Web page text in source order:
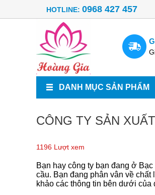
HOTLINE: 0968 427 457
DANH MỤC SẢN PHẨM
CÔNG TY SẢN
1196 Lượt xem
Bạn hay công ty bạn đang ở
cầu. Bạn đang phân vân về
khảo các thông tin bên dưới